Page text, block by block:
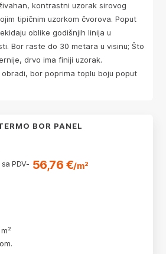
kontrastni uzorak sirovog
tipičnim uzorkom čvorova. Poput
oblike godišnjih linija u
Bor raste do 30 metara u visinu; Što
drvo ima finiji uzorak.
bor poprima toplu boju poput
BOR PANEL
PDV- 56,76 €/m²